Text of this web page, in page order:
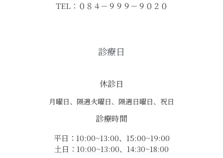
TEL：０８４－９９９－９０２０
診療日
休診日
月曜日、隔週火曜日、隔週日曜日、祝日
診療時間
平日：10:00~13:00、15:00~19:00
土日：10:00~13:00、14:30~18:00